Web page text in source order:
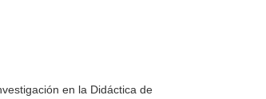
en la Didáctica de